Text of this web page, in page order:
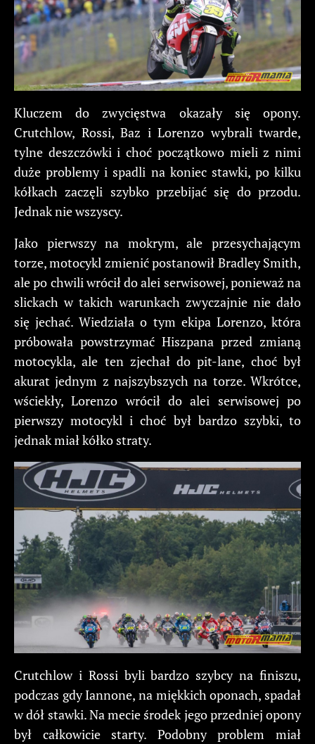
Kluczem do zwycięstwa okazały się opony.
Crutchlow, Rossi, Baz i Lorenzo wybrali twarde,
tylne deszczówki i choć początkowo mieli z nimi
duże problemy i spadli na koniec stawki, po kilku
kółkach zaczęli szybko przebijać się do przodu.
Jednak nie wszyscy.
Jako pierwszy na mokrym, ale przesychającym
torze, motocykl zmienić postanowił Bradley Smith,
ale po chwili wrócił do alei serwisowej, ponieważ na
slickach w takich warunkach zwyczajnie nie dało
się jechać. Wiedziała o tym ekipa Lorenzo, która
próbowała powstrzymać Hiszpana przed zmianą
motocykla, ale ten zjechał do pit-lane, choć był
akurat jednym z najszybszych na torze. Wkrótce,
wściekły, Lorenzo wrócił do alei serwisowej po
pierwszy motocykl i choć był bardzo szybki, to
jednak miał kółko straty.
Crutchlow i Rossi byli bardzo szybcy na finiszu,
podczas gdy Iannone, na miękkich oponach, spadał
w dół stawki. Na mecie środek jego przedniej opony
był całkowicie starty. Podobny problem miał